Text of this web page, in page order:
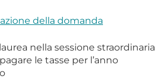
della domanda
nella sessione straordinaria
le tasse per l’anno